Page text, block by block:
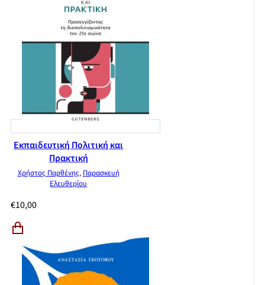
Εκπαιδευτική Πολιτική και
Πρακτική
Χρήστος Παρθένης, Παρασκευή
Ελευθερίου
€10,00